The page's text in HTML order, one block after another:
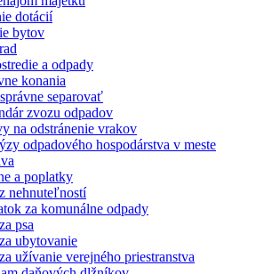
dotácií
bytov
a odpady
konania
separovať
zvozu odpadov
na odstránenie vrakov
odpadového hospodárstva v meste
a poplatky
nehnuteľností
za komunálne odpady
psa
ubytovanie
užívanie verejného priestranstva